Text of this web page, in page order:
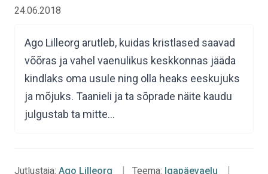
24.06.2018
Ago Lilleorg arutleb, kuidas kristlased saavad
võõras ja vahel vaenulikus keskkonnas jääda
kindlaks oma usule ning olla heaks eeskujuks
ja mõjuks. Taanieli ja ta sõprade näite kaudu
julgustab ta mitte…
Jutlustaja: Ago Lilleorg Teema: Igapäevaelu